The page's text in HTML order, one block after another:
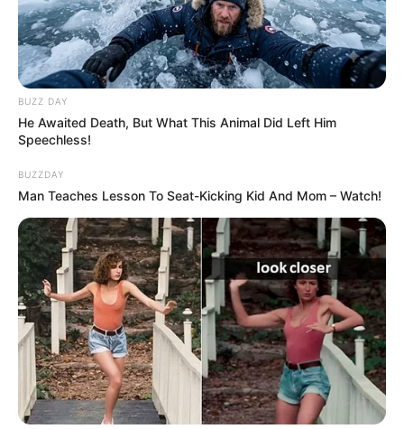
BUZZ DAY
He Awaited Death, But What This Animal Did Left Him
Speechless!
BUZZDAY
Man Teaches Lesson To Seat-Kicking Kid And Mom – Watch!